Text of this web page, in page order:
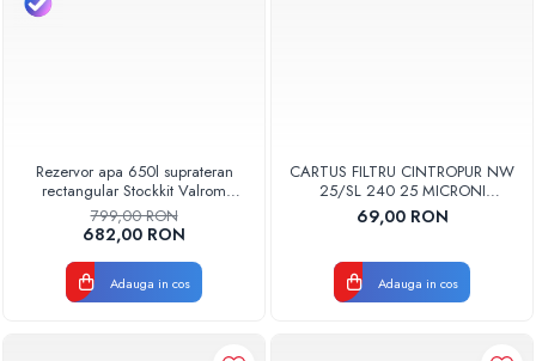
Rezervor apa 650l suprateran
rectangular Stockkit Valrom
49030650001
799,00 RON
682,00 RON
Adauga in cos
CARTUS FILTRU CINTROPUR NW
25/SL 240 25 MICRONI
MANSOANE FILTRARE SET 5BUC
69,00 RON
Adauga in cos